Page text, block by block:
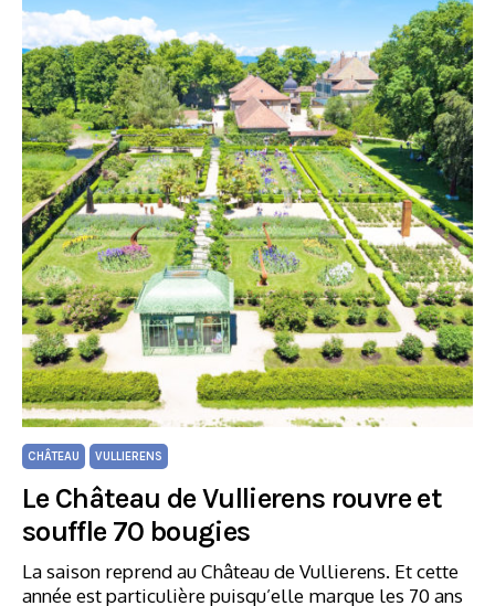
CHÂTEAU VULLIERENS
Le Château de Vullierens rouvre et
souffle 70 bougies
La saison reprend au Château de Vullierens. Et cette
année est particulière puisqu’elle marque les 70 ans